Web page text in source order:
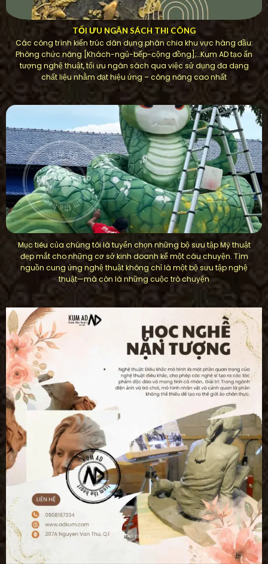
TỐI ƯU NGÂN SÁCH THI CÔNG
Các công trình kiến ​​trúc dân dụng phân chia khu vực hàng đầu:
Phòng chức năng [Khách-ngủ-bếp-cộng đồng];…Kum AD tạo ấn
tượng nghệ thuật, tối ưu ngân sách qua việc sử dụng đa dạng
chất liệu nhằm đạt hiệu ứng – công năng cao nhất
Mục tiêu của chúng tôi là tuyển chọn những bộ sưu tập Mỹ thuật
đẹp mắt cho những cơ sở kinh doanh kể một câu chuyện. Tìm
nguồn cung ứng nghệ thuật không chỉ là một bộ sưu tập nghệ
thuật—mà còn là những cuộc trò chuyện